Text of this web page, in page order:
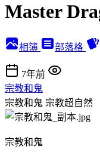
Master
相簿 部落格
7年前
宗教和鬼
宗教和鬼 宗教超自然
宗教和鬼